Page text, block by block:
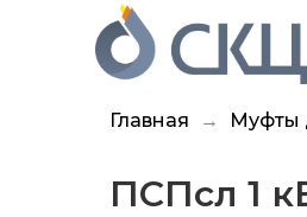
Главная Муфты
ПСПсл 1